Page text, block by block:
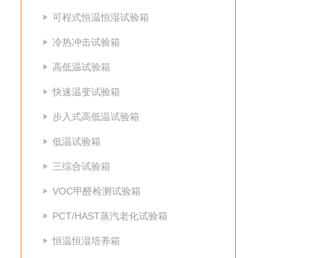
可程式恒温恒湿试验箱
冷热冲击试验箱
高低温试验箱
快速温变试验箱
步入式高低温试验箱
低温试验箱
三综合试验箱
VOC甲醛检测试验箱
PCT/HAST蒸汽老化试验箱
恒温恒湿培养箱